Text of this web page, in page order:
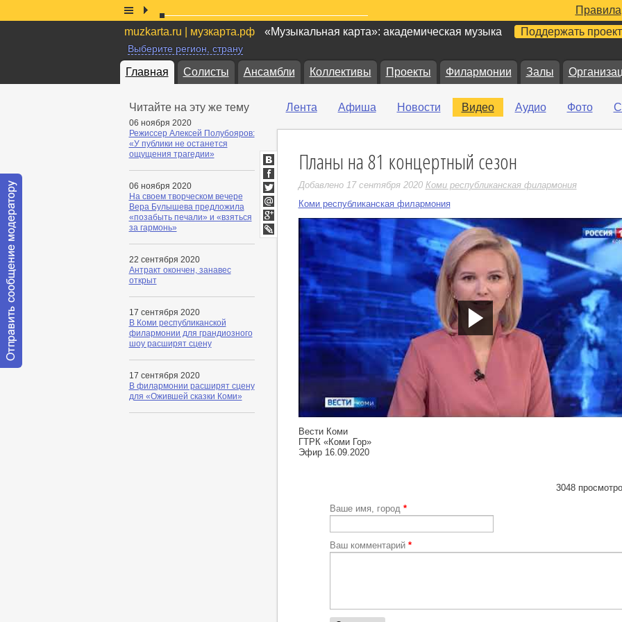
Правила
muzkarta.ru | музкарта.рф
«Музыкальная карта»: академическая музыка Поддержать проект
Выберите регион, страну
Главная Солисты Ансамбли Коллективы Проекты Филармонии Залы
Читайте на эту же тему
06 ноября 2020
Режиссер Алексей Полубояров:
«У публики не останется
ощущения трагедии»
06 ноября 2020
На своем творческом вечере
Вера Булышева предложила
«позабыть печали» и «взяться
за гармонь»
22 сентября 2020
Антракт окончен, занавес
открыт
17 сентября 2020
В Коми республиканской
филармонии для грандиозного
шоу расширят сцену
17 сентября 2020
В филармонии расширят сцену
для «Ожившей сказки Коми»
Лента Афиша Новости Видео Аудио Фото
Планы на 81 концертный сезон
Добавлено 17 сентября 2020 Коми республиканская филармония
Коми республиканская филармония
Вести Коми
ГТРК «Коми Гор»
Эфир 16.09.2020
ВКонтакте
Facebook
Twitter
Мой
Мир
Google+
LiveJournal
3048
Ваше имя, город *
Ваш комментарий *